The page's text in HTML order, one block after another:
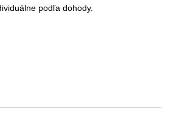
podľa dohody.